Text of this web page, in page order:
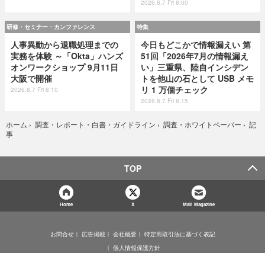
2026.8.7 Fri 8:00
研修・セミナー・カンファレンス
人事異動から退職処理までの
実務を体験 ～「Okta」ハンズ
オンワークショップ 9月11日
大阪で開催
2026.8.7 Fri 8:10
特集
今日もどこかで情報漏えい 第
51回「2026年7月の情報漏え
い」三重県、陸自インシデン
トを他山の石として USB メモ
リ 1 万個チェック
2026.8.7 Fri 8:15
ホーム › 調査・レポート・白書・ガイドライン › 調査・ホワイトペーパー › 記
事
TOP
Home X Mail Magazine
お問合せ 広告掲載 会社概要
特定商取引法に基づく表記
個人情報保護方針